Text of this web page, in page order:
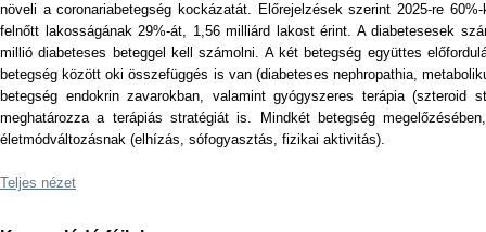
növeli a coronariabetegség kockázatát. Előrejelzések szerint 2025-re
felnőtt lakosságának 29%-át, 1,56 milliárd lakost érint. A diabetesesek
millió diabeteses beteggel kell számolni. A két betegség együttes
betegség között oki összefüggés is van (diabeteses nephropathia,
betegség endokrin zavarokban, valamint gyógyszeres terápia (szteroid
meghatározza a terápiás stratégiát is. Mindkét betegség
életmódváltozásnak (elhízás, sófogyasztás, fizikai aktivitás).
Teljes nézet